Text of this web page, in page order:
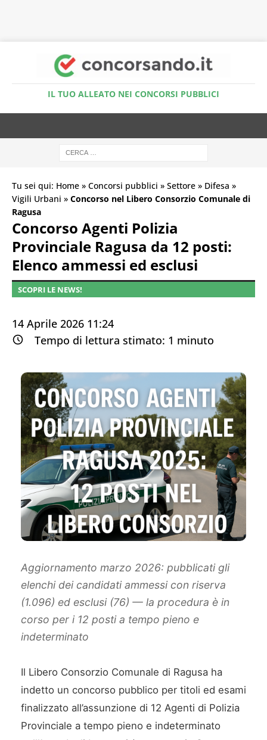
IL TUO ALLEATO NEI CONCORSI PUBBLICI
Tu sei qui: Home » Concorsi pubblici » Settore » Difesa »
Vigili Urbani » Concorso nel Libero Consorzio Comunale di
Ragusa
Concorso Agenti Polizia
Provinciale Ragusa da 12 posti:
Elenco ammessi ed esclusi
SCOPRI LE NEWS!
14 Aprile 2026 11:24
Tempo di lettura stimato: 1 minuto
Aggiornamento marzo 2026: pubblicati gli
elenchi dei candidati ammessi con riserva
(1.096) ed esclusi (76) — la procedura è in
corso per i 12 posti a tempo pieno e
indeterminato
Il Libero Consorzio Comunale di Ragusa ha
indetto un concorso pubblico per titoli ed esami
finalizzato all’assunzione di 12 Agenti di Polizia
Provinciale a tempo pieno e indeterminato